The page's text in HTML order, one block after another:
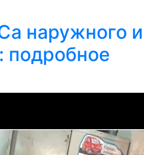
наружного и
подробное